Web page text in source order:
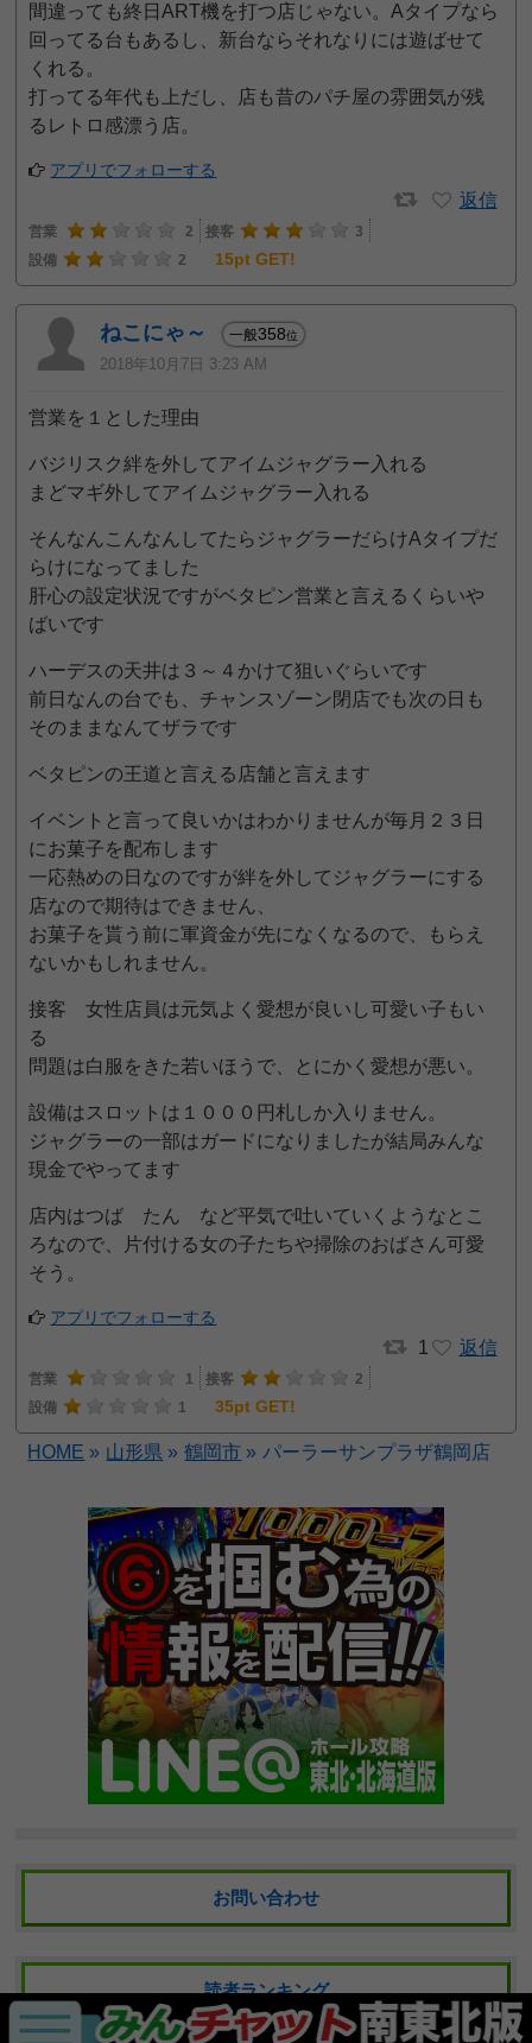
間違っても終日ART機を打つ店じゃない。Aタイプなら
回ってる台もあるし、新台ならそれなりには遊ばせて
くれる。
打ってる年代も上だし、店も昔のパチ屋の雰囲気が残
るレトロ感漂う店。
アプリでフォローする
返信
営業 2 接客
3
設備
2 15pt GET!
ねこにゃ～ 一般358位
2018年10月7日 3:23 AM
営業を１とした理由
バジリスク絆を外してアイムジャグラー入れる
まどマギ外してアイムジャグラー入れる
そんなんこんなんしてたらジャグラーだらけAタイプだ
らけになってました
肝心の設定状況ですがベタピン営業と言えるくらいや
ばいです
ハーデスの天井は３～４かけて狙いぐらいです
前日なんの台でも、チャンスゾーン閉店でも次の日も
そのままなんてザラです
ベタピンの王道と言える店舗と言えます
イベントと言って良いかはわかりませんが毎月２３日
にお菓子を配布します
一応熱めの日なのですが絆を外してジャグラーにする
店なので期待はできません、
お菓子を貰う前に軍資金が先になくなるので、もらえ
ないかもしれません。
接客 女性店員は元気よく愛想が良いし可愛い子もい
る
問題は白服をきた若いほうで、とにかく愛想が悪い。
設備はスロットは１０００円札しか入りません。
ジャグラーの一部はガードになりましたが結局みんな
現金でやってます
店内はつば たん など平気で吐いていくようなとこ
ろなので、片付ける女の子たちや掃除のおばさん可愛
そう。
アプリでフォローする
1 返信
営業 1 接客
2
設備
1 35pt GET!
HOME » 山形県 » 鶴岡市 » パーラーサンプラザ鶴岡店
お問い合わせ
読者ランキング